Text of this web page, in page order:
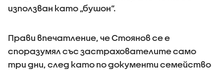
използван като „бушон“.
Прави впечатление, че Стоянов се е
споразумял със застрахователите само
три дни, след като по документи семейство